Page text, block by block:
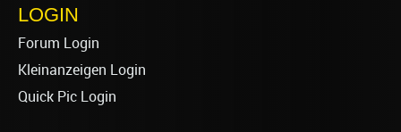
LOGIN
Forum Login
Kleinanzeigen Login
Quick Pic Login